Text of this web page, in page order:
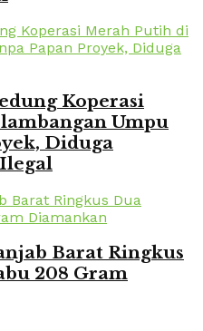
Koperasi
Umpu
Diduga
Barat Ringkus
208 Gram